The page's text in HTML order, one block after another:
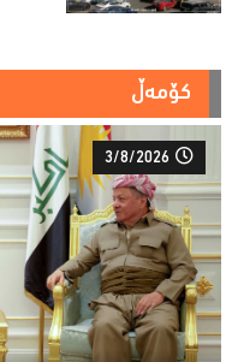
کۆمەڵ
3/8/2026